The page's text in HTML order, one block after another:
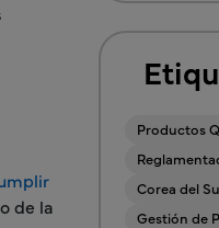
de la
Productos
Corea del
Gestión de